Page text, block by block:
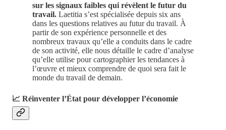
sur les signaux faibles qui révèlent le futur du
travail. Laetitia s’est spécialisée depuis six ans
dans les questions relatives au futur du travail. À
partir de son expérience personnelle et des
nombreux travaux qu’elle a conduits dans le cadre
de son activité, elle nous détaille le cadre d’analyse
qu’elle utilise pour cartographier les tendances à
l’œuvre et mieux comprendre de quoi sera fait le
monde du travail de demain.
📈 Réinventer l’État pour développer l’économie